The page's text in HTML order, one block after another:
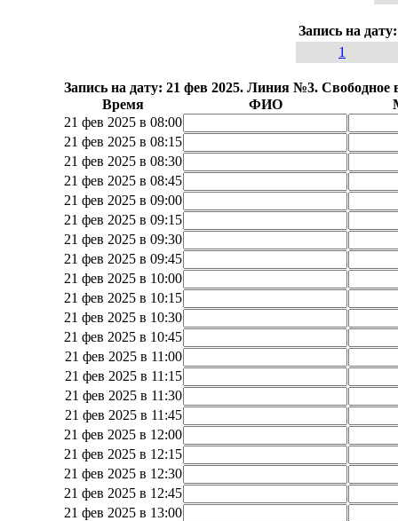
Запись на
1
Запись на дату: 21 фев 2025. Линия №3. Свободное
Время
ФИО
21 фев 2025 в 08:00
21 фев 2025 в 08:15
21 фев 2025 в 08:30
21 фев 2025 в 08:45
21 фев 2025 в 09:00
21 фев 2025 в 09:15
21 фев 2025 в 09:30
21 фев 2025 в 09:45
21 фев 2025 в 10:00
21 фев 2025 в 10:15
21 фев 2025 в 10:30
21 фев 2025 в 10:45
21 фев 2025 в 11:00
21 фев 2025 в 11:15
21 фев 2025 в 11:30
21 фев 2025 в 11:45
21 фев 2025 в 12:00
21 фев 2025 в 12:15
21 фев 2025 в 12:30
21 фев 2025 в 12:45
21 фев 2025 в 13:00